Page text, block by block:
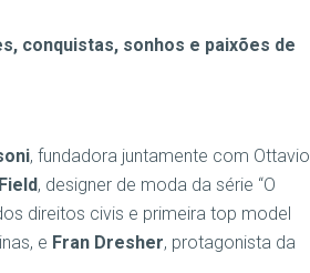
conquistas, sonhos e paixões de
, fundadora juntamente com Ottavio
, designer de moda da série “O
direitos civis e primeira top model
e Fran Dresher, protagonista da